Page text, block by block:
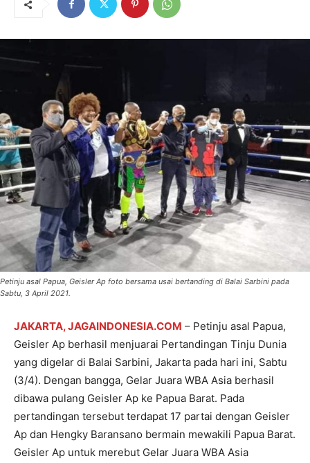
Petinju asal Papua, Geisler Ap foto bersama usai bertanding di Balai Sarbini pada
Sabtu, 3 April 2021.
JAKARTA, JAGAINDONESIA.COM – Petinju asal Papua,
Geisler Ap berhasil menjuarai Pertandingan Tinju Dunia
yang digelar di Balai Sarbini, Jakarta pada hari ini, Sabtu
(3/4). Dengan bangga, Gelar Juara WBA Asia berhasil
dibawa pulang Geisler Ap ke Papua Barat. Pada
pertandingan tersebut terdapat 17 partai dengan Geisler
Ap dan Hengky Baransano bermain mewakili Papua Barat.
Geisler Ap untuk merebut Gelar Juara WBA Asia